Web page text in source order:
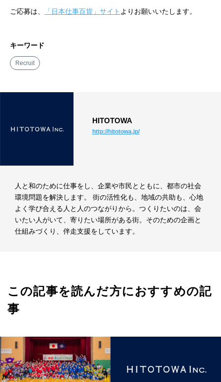
ご応募は、 「日本仕事百貨」サイト よりお願いいたします。
キーワード
Recruit
HITOTOWA
http://hitotowa.jp/
人と和のために仕事をし、企業や市民とともに、都市の社会
環境問題を解決します。 街の活性化も、地域の共助も、心地
よく学び合える人と人のつながりから。つくりたいのは、会
いたい人がいて、寄りたい場所がある街。そのための企画と
仕組みづくり、伴走支援をしています。
この記事を読んだ方におすすめの記
事